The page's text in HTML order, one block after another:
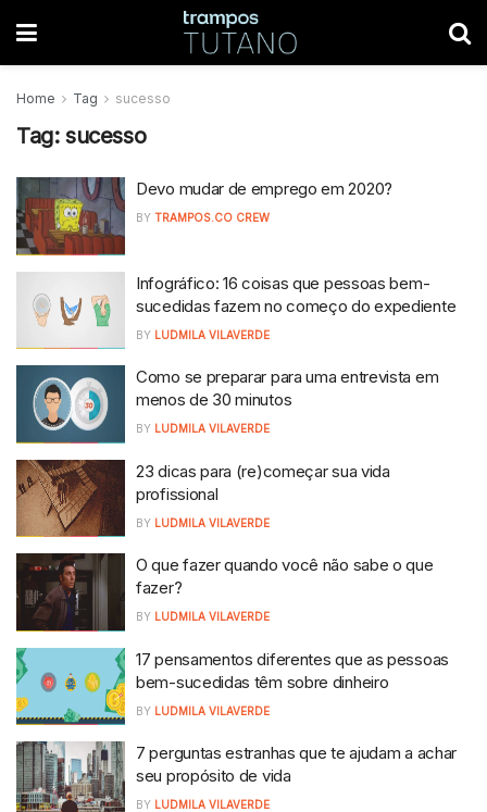
Home Tag sucesso
Tag: sucesso
Devo mudar de emprego em 2020?
BY TRAMPOS.CO CREW
Infográfico: 16 coisas que pessoas bem-
sucedidas fazem no começo do expediente
BY LUDMILA VILAVERDE
Como se preparar para uma entrevista em
menos de 30 minutos
BY LUDMILA VILAVERDE
23 dicas para (re)começar sua vida
profissional
BY LUDMILA VILAVERDE
O que fazer quando você não sabe o que
fazer?
BY LUDMILA VILAVERDE
17 pensamentos diferentes que as pessoas
bem-sucedidas têm sobre dinheiro
BY LUDMILA VILAVERDE
7 perguntas estranhas que te ajudam a achar
seu propósito de vida
BY LUDMILA VILAVERDE